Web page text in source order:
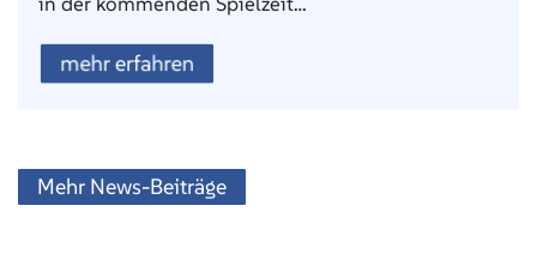
mehr erfahren
Mehr News-Beiträge